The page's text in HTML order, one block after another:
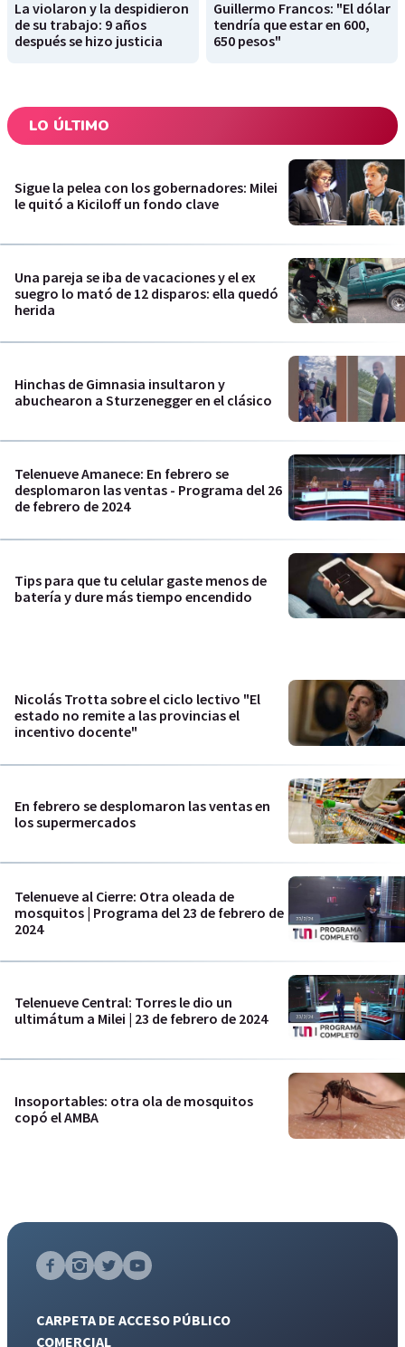
La violaron y la despidieron
de su trabajo: 9 años
después se hizo justicia
Guillermo Francos: "El dólar
tendría que estar en 600,
650 pesos"
LO ÚLTIMO
Sigue la pelea con los gobernadores: Milei
le quitó a Kiciloff un fondo clave
Una pareja se iba de vacaciones y el ex
suegro lo mató de 12 disparos: ella quedó
herida
Hinchas de Gimnasia insultaron y
abuchearon a Sturzenegger en el clásico
Telenueve Amanece: En febrero se
desplomaron las ventas - Programa del 26
de febrero de 2024
Tips para que tu celular gaste menos de
batería y dure más tiempo encendido
Nicolás Trotta sobre el ciclo lectivo "El
estado no remite a las provincias el
incentivo docente"
En febrero se desplomaron las ventas en
los supermercados
Telenueve al Cierre: Otra oleada de
mosquitos | Programa del 23 de febrero de
2024
Telenueve Central: Torres le dio un
ultimátum a Milei | 23 de febrero de 2024
Insoportables: otra ola de mosquitos
copó el AMBA
CARPETA DE ACCESO PÚBLICO
COMERCIAL